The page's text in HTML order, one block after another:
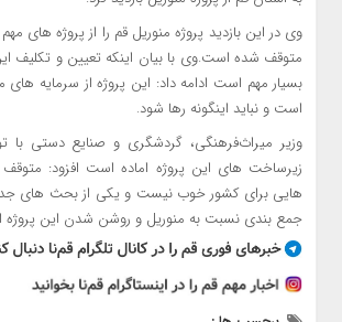
وی در این بازدید پروژه منوریل قم را از پروژه های
متوقف شده است.وی با بیان اینکه تعیین و تکلیف
بسیار مهم است ادامه داد: این پروژه از سرمایه
است و نباید اینگونه رها شود.
وزیر میراث‌فرهنگی، گردشگری و صنایع دستی با
زیرساخت های این پروژه اماده است افزود:
هایی برای کشور خوب نیست و یکی از بحث های
جمع بندی نسبت به منوریل و روشن شدن این